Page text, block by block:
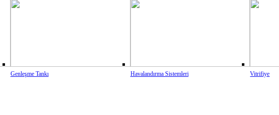
Genleşme Tankı Havalandırma Sistemleri Vitrifiye